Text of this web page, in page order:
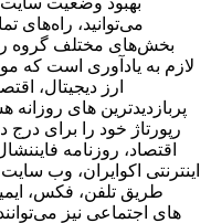
می‌توانید، راه‌های
بخش‌های مختلف گروه
لازم به یادآوری است که
ارز دیجیتال،
پربازدیدترین های روزانه
رپورتاژ خود را برای درج
اقتصاد، روزنامه
اینترنتی اکوایران، وب
طریق تلفن، فکس،